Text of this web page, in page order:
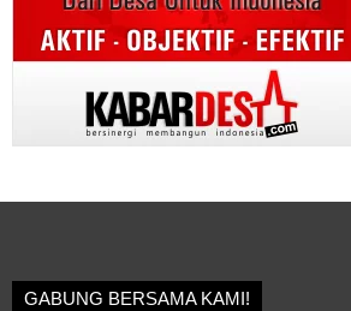
GABUNG BERSAMA KAMI!